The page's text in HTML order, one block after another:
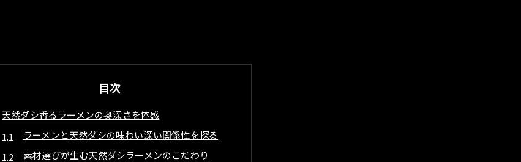
目次
天然ダシ香るラーメンの奥深さを体感
ラーメンと天然ダシの味わい深い関係性を探る
素材選びが生む天然ダシラーメンのこだわり